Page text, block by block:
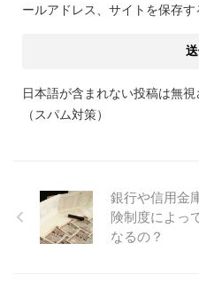
ールアドレス、サイトを保存す
日本語が含まれない投稿は無視
（スパム対策）
銀行や信用金
険制度によっ
なるの？